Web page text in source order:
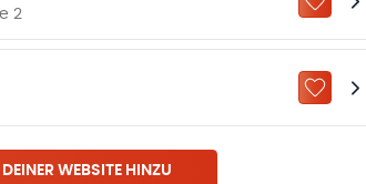
2 ZU
ZU
WEBSITE HINZU